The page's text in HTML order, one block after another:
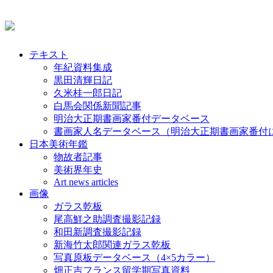
テキスト
年紀資料集成
黒田清輝日記
久米桂一郎日記
白馬会関係新聞記事
明治大正期書画家番付データベース
書画家人名データベース（明治大正期書画家番付
日本美術年鑑
物故者記事
美術界年史
Art news articles
画像
ガラス乾板
尾高鮮之助調査撮影記録
和田新調査撮影記録
新海竹太郎関連ガラス乾板
写真原板データベース（4×5カラー）
畑正吉フランス留学期写真資料